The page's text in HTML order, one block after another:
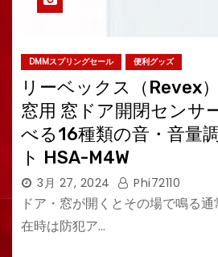
DMMスプリングセール 便利グッズ
リーベックス（Revex
窓用 窓ドア開閉センサ
べる16種類の音・音量
ト HSA-M4W
3月 27, 2024 Phi72110
ドア・窓が開くとその場で鳴る
在時は防犯ア…